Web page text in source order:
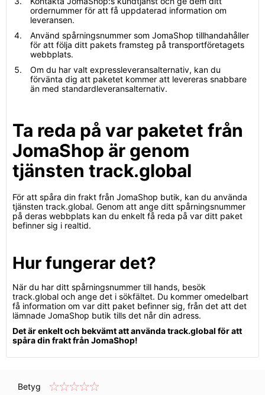
ordernummer för att få uppdaterad information om
leveransen.
Använd spårningsnummer som JomaShop tillhandahåller
för att följa ditt pakets framsteg på transportföretagets
webbplats.
Om du har valt expressleveransalternativ, kan du
förvänta dig att paketet kommer att levereras snabbare
än med standardleveransalternativ.
Ta reda på var paketet från
JomaShop är genom
tjänsten track.global
För att spåra din frakt från JomaShop butik, kan du använda
tjänsten track.global. Genom att ange ditt spårningsnummer
på deras webbplats kan du enkelt få reda på var ditt paket
befinner sig i realtid.
Hur fungerar det?
När du har ditt spårningsnummer till hands, besök
track.global och ange det i sökfältet. Du kommer omedelbart
få information om var ditt paket befinner sig, från det att det
lämnade JomaShop butik tills det når din adress.
Det är enkelt och bekvämt att använda track.global för att
spåra din frakt från JomaShop!
Betyg